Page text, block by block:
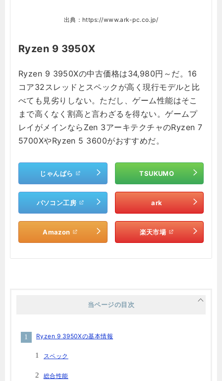
出典：https://www.ark-pc.co.jp/
Ryzen 9 3950X
Ryzen 9 3950Xの中古価格は34,980円～だ。16
コア32スレッドとスペックが高く現行モデルと比
べても見劣りしない。ただし、ゲーム性能はそこ
まで高くなく割高と言わざるを得ない。ゲームプ
レイがメインならZen 3アーキテクチャのRyzen 7
5700XやRyzen 5 3600がおすすめだ。
じゃんぱら TSUKUMO
パソコン工房 ark
Amazon 楽天市場
当ページの目次
Ryzen 9 3950Xの基本情報
スペック
総合性能